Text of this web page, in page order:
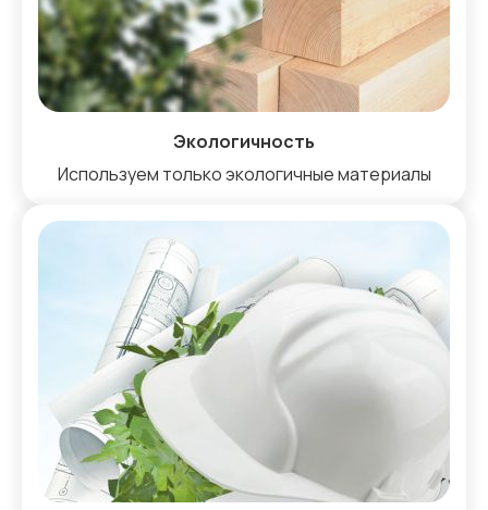
Экологичность
Используем только экологичные материалы